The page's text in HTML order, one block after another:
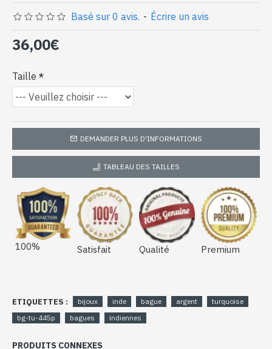
Basé sur 0 avis. - Écrire un avis
36,00€
Taille
DEMANDER PLUS D'INFORMATIONS
TABLEAU DES TAILLES
100% Satisfait Qualité Premium
ETIQUETTES : bijoux inde bague argent
turquoise
bg-tu-445p
bagues indiennes
PRODUITS CONNEXES